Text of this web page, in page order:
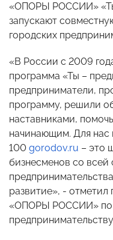
«ОПОРЫ РОССИИ»
запускают
городских
«В России с 2009
программа «Ты –
предприниматели,
программу, решили
наставниками,
начинающим. Для
100 gorodov.ru – это
бизнесменов со всей
развитие», - отметил
«ОПОРЫ РОССИИ» по